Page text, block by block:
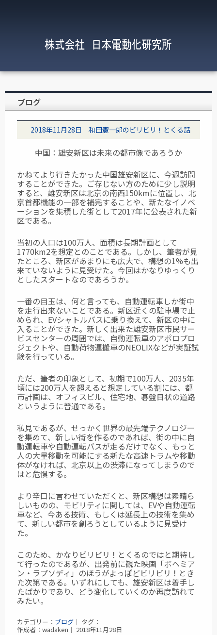
ブログ
2018年11月28日 和田憲一郎のビリビリ！とくる話
中国：雄安新区は未来の都市像であろうか
かねてより行きたかった中国雄安新区に、今週訪問
することができた。 ご存じない方のために少し説明
すると、雄安新区は北京の南西150kmに位置し、北
京首都機能の一部を補完することや、新たなイノベ
ーションを集積した街として2017年に公表された新
区である。
当初の人口は100万人、面積は長期計画として
1770km2を想定とのことである。 しかし、筆者が見
たところ、新区があまりにも広大で、構想の1%も出
来ていないように見受けた。 今回はかなりゆっくり
としたスタートなのであろうか。
一番の目玉は、何と言っても、自動運転車しか街中
を走行出来ないことである。 新区近くの駐車場で止
められ、EVシャトルバスに乗り換えて、新区の中に
入ることができた。 新しく出来た雄安新区市民サー
ビスセンターの周囲では、自動運転車のアポロプロ
ジェクトや、自動荷物運搬車のNEOLIXなどが実証試
験を行っている。
ただ、筆者の印象として、初期で100万人、2035年
頃には200万人を超えると想定している割には、都
市計画は、オフィスビル、住宅地、碁盤目状の道路
というように普通である。
私見であるが、せっかく世界の最先端テクノロジー
を集めて、新しい街を作るのであれば、街の中に自
動運転車や自動運転バスが走るだけでなく、もっと
人の大量移動を可能にする新たな高速トラムや移動
体がなければ、北京以上の渋滞になってしまうので
はと危惧する。
より辛口に言わせていただくと、新区構想は素晴ら
しいものの、モビリティに関しては、EVや自動運転
車など、今ある技術、もしくは延長上の技術を集め
て、新しい都市を創ろうとしているように見受け
た。
このため、かなりビリビリ！とくるのではと期待し
て行ったのであるが、出発前に観た映画「ボヘミア
ン・ラプソディ」のほうがよっぽどビリビリ！とき
た次第である。 いずれにしても、雄安新区は着手し
たばかりであり、どう変化していくのか再度訪れて
みたい。
カテゴリー： ブログ ｜ タグ：
作成者：wadaken｜ 2018年11月28日